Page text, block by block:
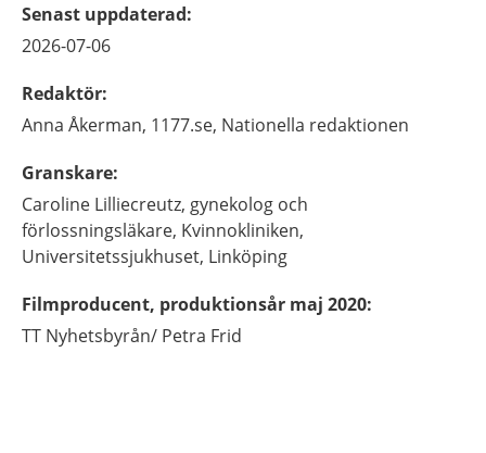
Senast uppdaterad:
2026-07-06
Redaktör:
Anna Åkerman, 1177.se, Nationella redaktionen
Granskare:
Caroline Lilliecreutz, gynekolog och
förlossningsläkare, Kvinnokliniken,
Universitetssjukhuset, Linköping
Filmproducent, produktionsår maj 2020:
TT Nyhetsbyrån/ Petra Frid